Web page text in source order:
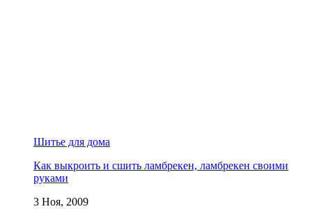
Шитье для дома
Как выкроить и сшить ламбрекен, ламбрекен своими
руками
3 Ноя, 2009